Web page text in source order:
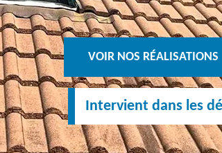
VOIR NOS RÉALISATIONS
Intervient dans les